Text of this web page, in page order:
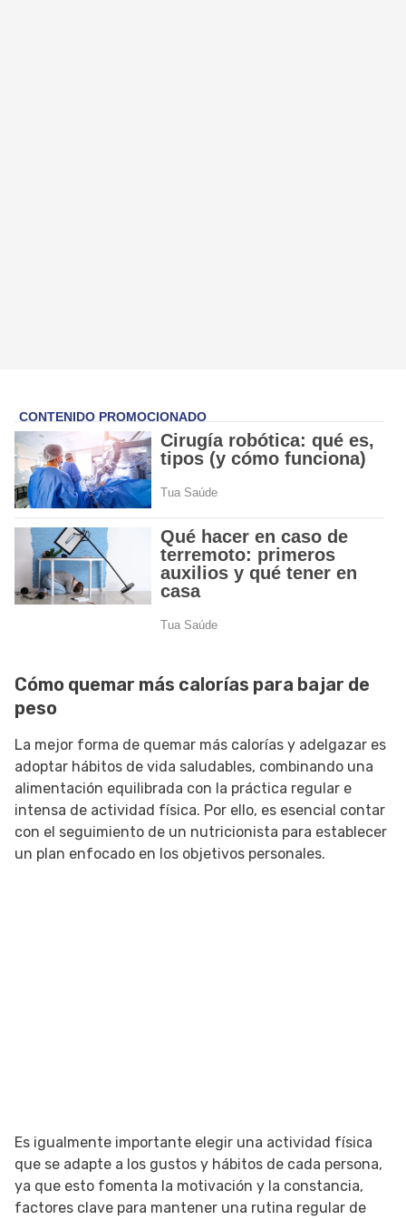
Cómo quemar más calorías para bajar de
peso
La mejor forma de quemar más calorías y adelgazar es
adoptar hábitos de vida saludables, combinando una
alimentación equilibrada con la práctica regular e
intensa de actividad física. Por ello, es esencial contar
con el seguimiento de un nutricionista para establecer
un plan enfocado en los objetivos personales.
Es igualmente importante elegir una actividad física
que se adapte a los gustos y hábitos de cada persona,
ya que esto fomenta la motivación y la constancia,
factores clave para mantener una rutina regular de